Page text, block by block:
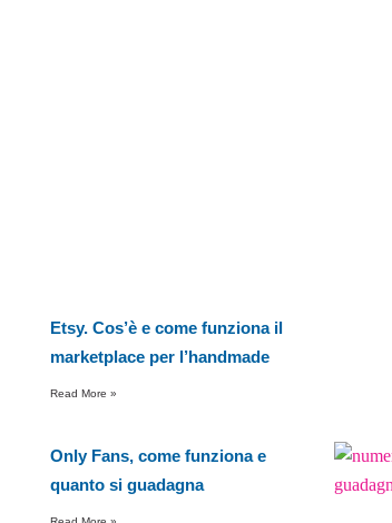
Etsy. Cos’è e come funziona il
marketplace per l’handmade
Read More »
Only Fans, come funziona e
quanto si guadagna